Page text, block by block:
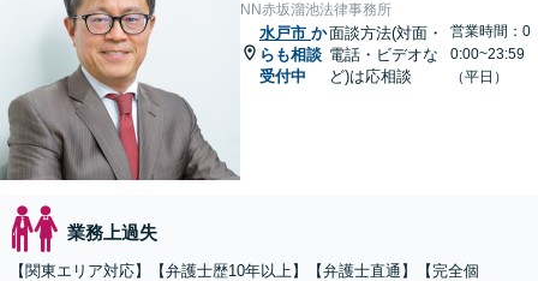
NN赤坂溜池法律事務所
水戸市 か
らも相談
受付中
面談方法(対面・
電話・ビデオな
ど)は応相談
営業時間：0
0:00~23:59
（平日）
業務上過失
【関東エリア対応】【弁護士歴10年以上】【弁護士直通】【完全個